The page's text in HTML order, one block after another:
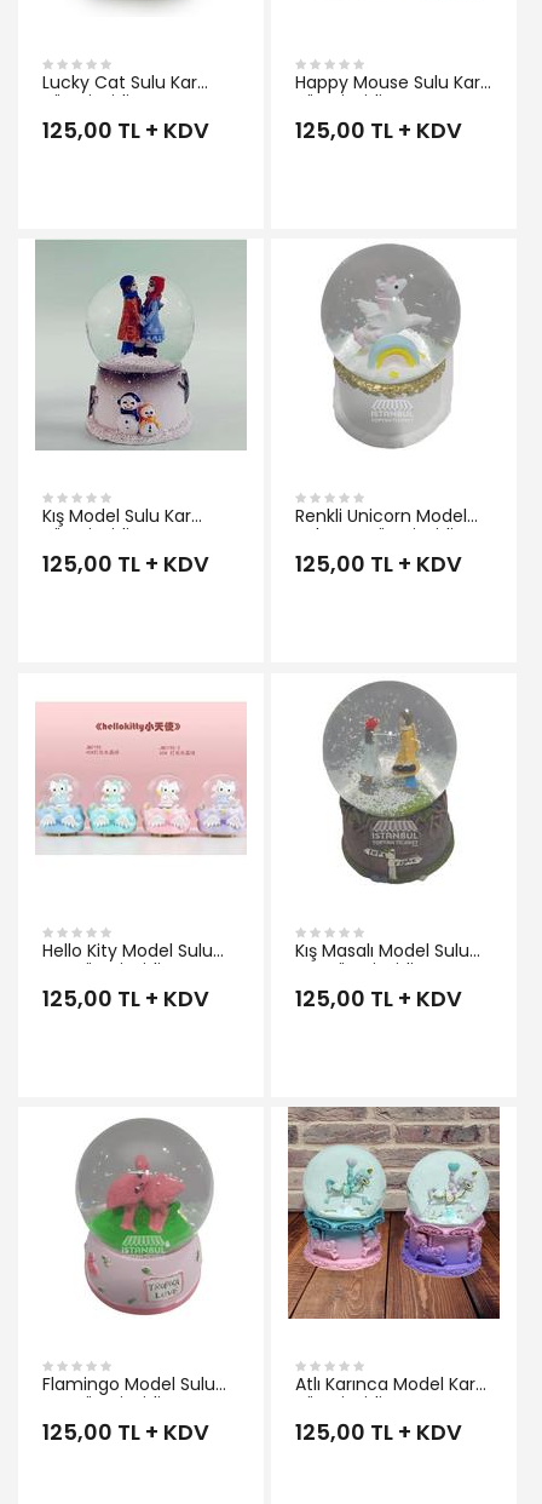
Lucky Cat Sulu Kar
Küresi Midi Boy
125,00 TL + KDV
Happy Mouse Sulu Kar
Küresi Midi Boy
125,00 TL + KDV
Kış Model Sulu Kar
Küresi Midi Boy
125,00 TL + KDV
Renkli Unicorn Model
Sulu Kar Küresi Midi Boy
125,00 TL + KDV
Hello Kity Model Sulu
Kar Küresi Midi Boy
125,00 TL + KDV
İNCELE
Kış Masalı Model Sulu
Kar Küresi Midi Boy
125,00 TL + KDV
Flamingo Model Sulu
Kar Küresi Midi Boy
125,00 TL + KDV
İNCELE
Atlı Karınca Model Kar
Küresi Midi Boy
125,00 TL + KDV